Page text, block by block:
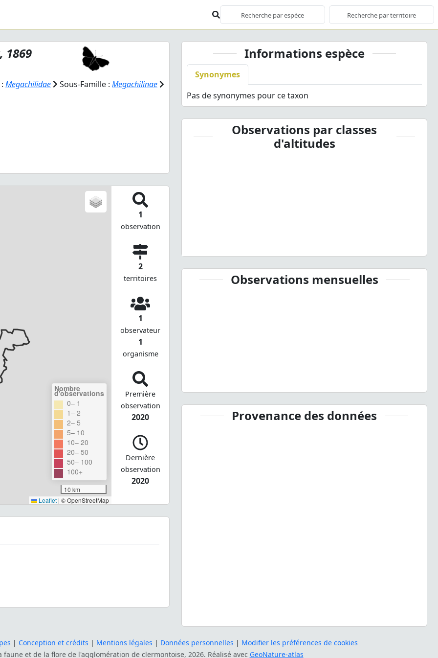
1869
Megachilidae Sous-Famille : Megachilinae
Nombre
d'observations
0– 1
1– 2
2– 5
5– 10
10– 20
20– 50
50– 100
100+
10 km
Leaflet | © OpenStreetMap
1
observation
2
territoires
1
observateur
1
organisme
Première
observation
2020
Dernière
observation
2020
Informations espèce
Synonymes
Pas de synonymes pour ce taxon
Observations par classes
d'altitudes
Observations mensuelles
Provenance des données
| Conception et crédits | Mentions légales | Données personnelles | Modifier les préférences de cookies
faune et de la flore de l'agglomération de clermontoise, 2026. Réalisé avec GeoNature-atlas